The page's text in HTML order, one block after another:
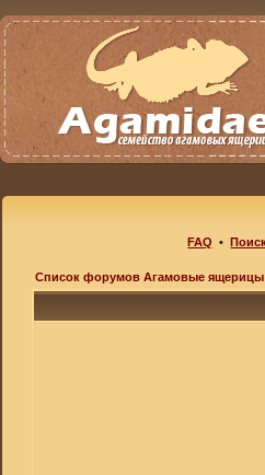
FAQ •
Список форумов Агамовые ящерицы